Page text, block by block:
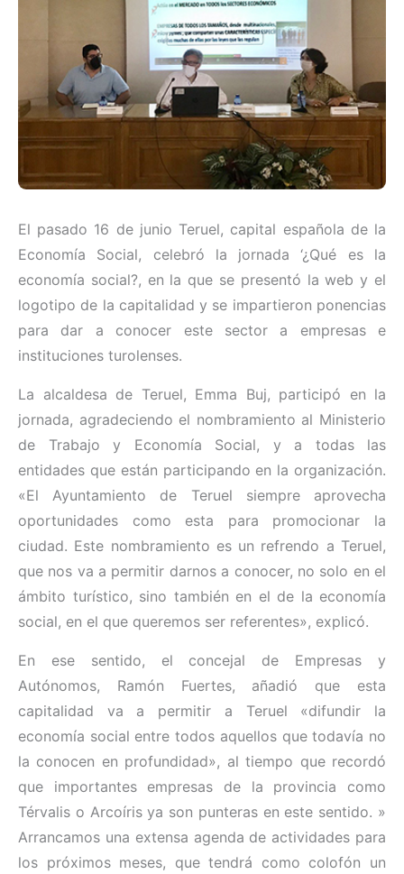
El pasado 16 de junio Teruel, capital española de la
Economía Social, celebró la jornada ‘¿Qué es la
economía social?, en la que se presentó la web y el
logotipo de la capitalidad y se impartieron ponencias
para dar a conocer este sector a empresas e
instituciones turolenses.
La alcaldesa de Teruel, Emma Buj, participó en la
jornada, agradeciendo el nombramiento al Ministerio
de Trabajo y Economía Social, y a todas las
entidades que están participando en la organización.
«El Ayuntamiento de Teruel siempre aprovecha
oportunidades como esta para promocionar la
ciudad. Este nombramiento es un refrendo a Teruel,
que nos va a permitir darnos a conocer, no solo en el
ámbito turístico, sino también en el de la economía
social, en el que queremos ser referentes», explicó.
En ese sentido, el concejal de Empresas y
Autónomos, Ramón Fuertes, añadió que esta
capitalidad va a permitir a Teruel «difundir la
economía social entre todos aquellos que todavía no
la conocen en profundidad», al tiempo que recordó
que importantes empresas de la provincia como
Térvalis o Arcoíris ya son punteras en este sentido. »
Arrancamos una extensa agenda de actividades para
los próximos meses, que tendrá como colofón un